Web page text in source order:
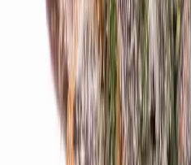
Cannabis Extrakte